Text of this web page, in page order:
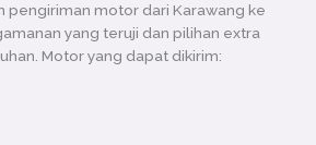
pengiriman motor dari Karawang ke
yang teruji dan pilihan extra
Motor yang dapat dikirim: